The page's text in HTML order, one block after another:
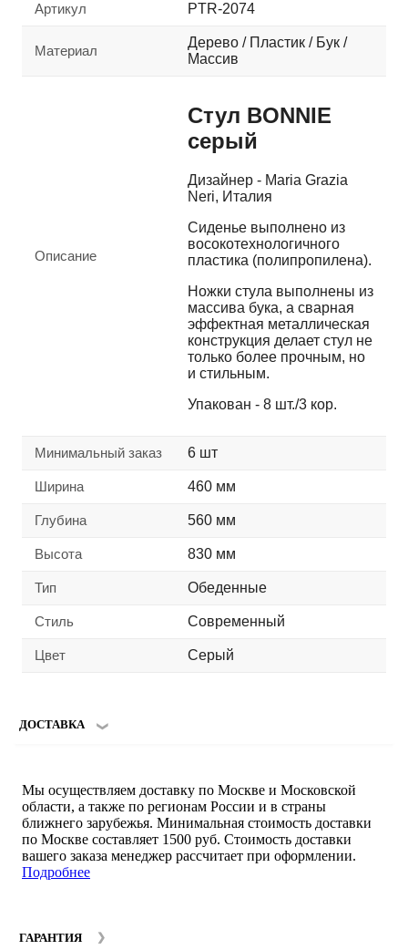
Артикул PTR-2074
Материал
Дерево / Пластик / Бук /
Массив
Описание
Стул BONNIE
серый
Дизайнер - Maria Grazia
Neri, Италия
Сиденье выполнено из
восокотехнологичного
пластика (полипропилена).
Ножки стула выполнены из
массива бука, а сварная
эффектная металлическая
конструкция делает стул не
только более прочным, но
и стильным.
Упакован - 8 шт./3 кор.
Минимальный заказ 6 шт
Ширина 460 мм
Глубина 560 мм
Высота 830 мм
Тип Обеденные
Стиль Современный
Цвет Серый
ДОСТАВКА
Мы осуществляем доставку по Москве и Московской
области, а также по регионам России и в страны
ближнего зарубежья. Минимальная стоимость доставки
по Москве составляет 1500 руб. Стоимость доставки
вашего заказа менеджер рассчитает при оформлении.
Подробнее
ГАРАНТИЯ